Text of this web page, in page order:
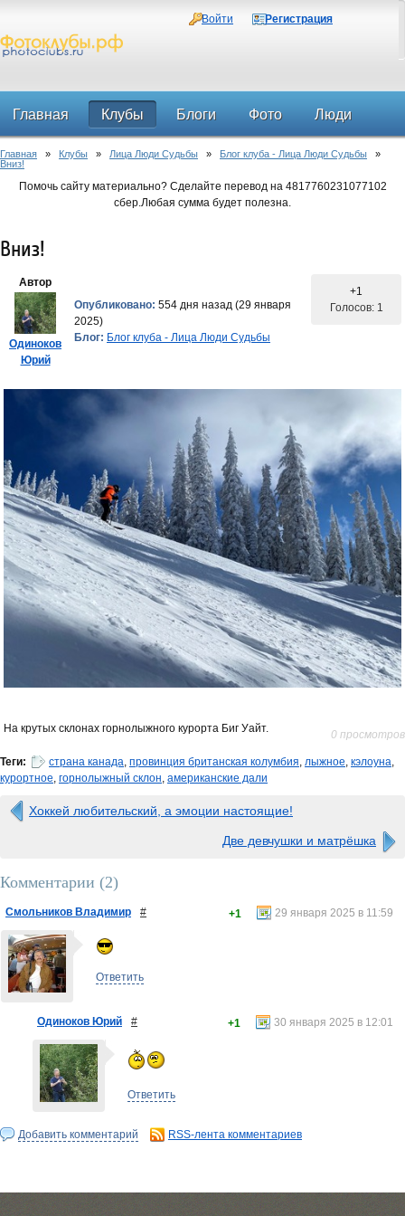
Войти Регистрация
Главная Клубы Блоги Фото Люди
Форум
Главная » Клубы » Лица Люди Судьбы » Блог клуба - Лица Люди Судьбы »
Вниз!
Помочь сайту материально? Сделайте перевод на 4817760231077102
сбер.Любая сумма будет полезна.
Вниз!
Автор
Одиноков
Юрий
Опубликовано: 554 дня назад (29 января
2025)
Блог: Блог клуба - Лица Люди Судьбы
+1
Голосов: 1
На крутых склонах горнолыжного курорта Биг Уайт. 0 просмотров
Теги: страна канада, провинция британская колумбия, лыжное, кэлоуна,
курортное, горнолыжный склон, американские дали
Хоккей любительский, а эмоции настоящие!
Две девчушки и матрёшка
Комментарии (2)
Смольников Владимир # 29 января 2025 в 11:59
+1
Ответить
Одиноков Юрий # 30 января 2025 в 12:01
+1
Ответить
Добавить комментарий RSS-лента комментариев